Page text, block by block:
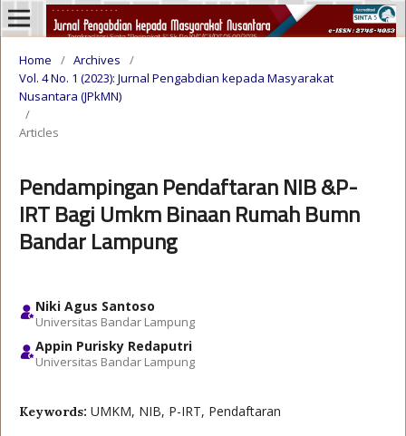
Home / Archives
/
Vol. 4 No. 1 (2023): Jurnal Pengabdian kepada Masyarakat
Nusantara (JPkMN)
/
Articles
Pendampingan Pendaftaran NIB &P-
IRT Bagi Umkm Binaan Rumah Bumn
Bandar Lampung
Niki Agus Santoso
Universitas Bandar Lampung
Appin Purisky Redaputri
Universitas Bandar Lampung
Keywords: UMKM, NIB, P-IRT, Pendaftaran